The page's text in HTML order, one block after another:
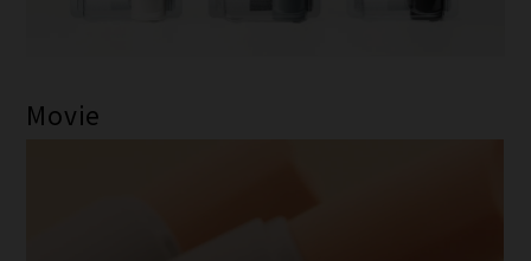
Movie